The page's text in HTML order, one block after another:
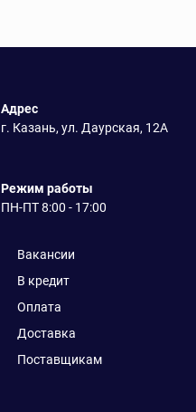
Адрес
г. Казань, ул. Даурская, 12А
Режим работы
ПН-ПТ 8:00 - 17:00
Вакансии
В кредит
Оплата
Доставка
Поставщикам